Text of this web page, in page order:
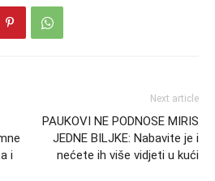
i
Next article
PAUKOVI NE PODNOSE MIRIS
JEDNE BILJKE: Nabavite je i
nećete ih više vidjeti u kući